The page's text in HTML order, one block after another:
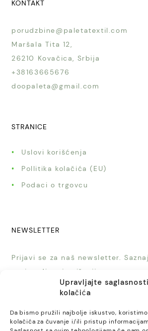
Upravljajte saglasnosti
kolačića
Da bismo pružili najbolje iskustvo,
kolačića za čuvanje i/ili pristup
KONTAKT
porudzbine@paletatextil.com
Maršala Tita 12,
26210 Kovačica, Srbija
+38163665676
doopaleta@gmail.com
STRANICE
Uslovi korišćenja
Pollitika kolačića (EU)
Podaci o trgovcu
NEWSLETTER
Prijavi se za naš newsletter.
proizvodima i sniženjima.